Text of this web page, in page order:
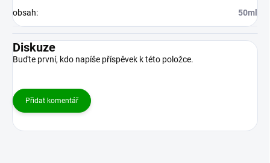
obsah: 50ml
Diskuze
Buďte první, kdo napíše příspěvek k této položce.
Přidat komentář